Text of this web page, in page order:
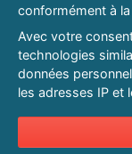
Notre page
Notre page
Notre page
© 2026
conformément à
Avec votre
technologies
données
les adresses IP et
sur l'intérêt
».